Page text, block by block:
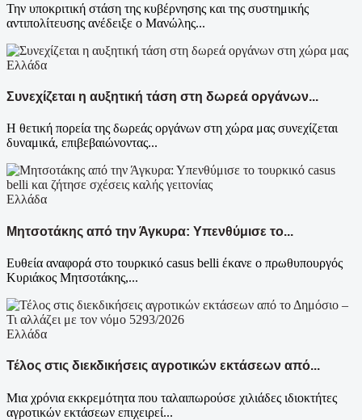
Την υποκριτική στάση της κυβέρνησης και της συστημικής
αντιπολίτευσης ανέδειξε ο Μανώλης...
Ελλάδα
Συνεχίζεται η αυξητική τάση στη δωρεά οργάνων...
Η θετική πορεία της δωρεάς οργάνων στη χώρα μας συνεχίζεται
δυναμικά, επιβεβαιώνοντας...
Ελλάδα
Μητσοτάκης από την Άγκυρα: Υπενθύμισε το...
Ευθεία αναφορά στο τουρκικό casus belli έκανε ο πρωθυπουργός
Κυριάκος Μητσοτάκης,...
Ελλάδα
Τέλος στις διεκδικήσεις αγροτικών εκτάσεων από...
Μια χρόνια εκκρεμότητα που ταλαιπωρούσε χιλιάδες ιδιοκτήτες
αγροτικών εκτάσεων επιχειρεί...